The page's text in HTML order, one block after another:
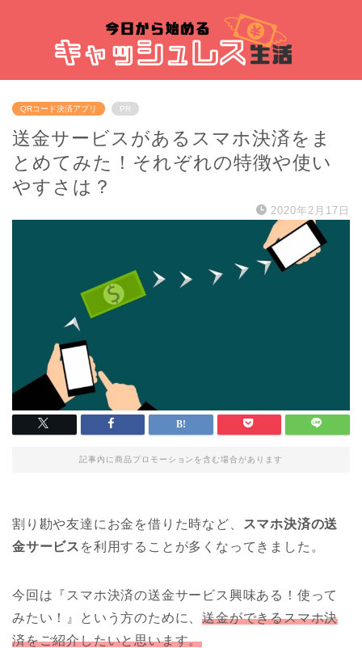
QRコード決済アプリ PR
送金サービスがあるスマホ決済をま
とめてみた！それぞれの特徴や使い
やすさは？
2020年2月17日
記事内に商品プロモーションを含む場合があります
割り勘や友達にお金を借りた時など、
スマホ決済の送
金サービス を利用することが多くなってきました。
今回は『スマホ決済の送金サービス興味ある！使って
みたい！』という方のために、送金ができるスマホ決
済をご紹介したいと思います。